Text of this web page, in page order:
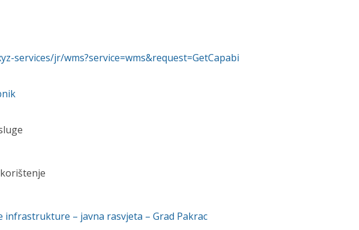
services/jr/wms?service=wms&request=GetCapabi
infrastrukture – javna rasvjeta – Grad Pakrac